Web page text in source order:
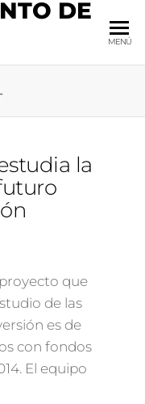
DE
MENÚ
la
que
de las
es de
con fondos
El equipo